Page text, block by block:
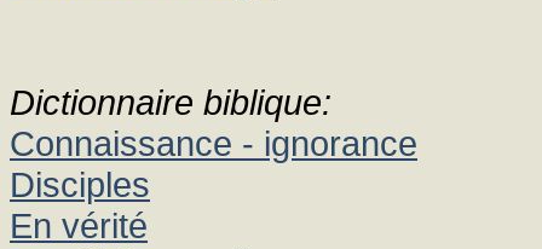
Dictionnaire biblique:
Connaissance - ignorance
Disciples
En vérité